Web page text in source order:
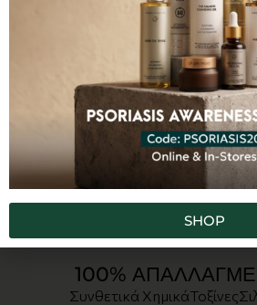
CP Jade Comb Massager
ΠΡΟΣΘΗΚΗ ΣΤΟ ΚΑΛΑΘΙ
100%
Συνθετικά ΧημικάΤοξίνες
SHOP